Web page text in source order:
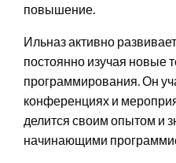
повышение.
Ильназ активно
постоянно изучая новые
программирования. Он
конференциях и
делится своим опытом и
начинающими